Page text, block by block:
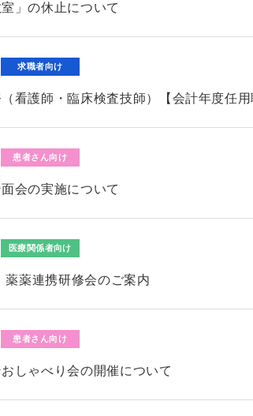
室」の休止について
求職者向け
看護師・臨床検査技師）【会計年度任
患者さん向け
会の実施について
医療関係者向け
薬連携研修会のご案内
患者さん向け
しゃべり会の開催について